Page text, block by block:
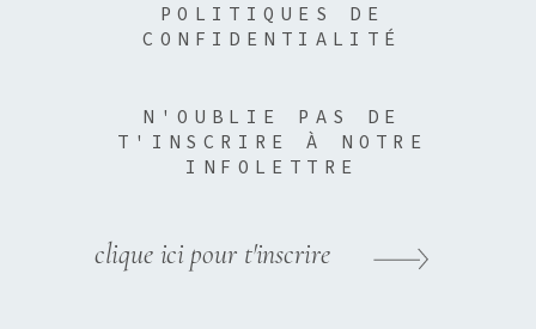
clique ici pour t'inscrire
N'OUBLIE PAS DE
T'INSCRIRE À NOTRE
INFOLETTRE
POLITIQUES DE
CONFIDENTIALITÉ